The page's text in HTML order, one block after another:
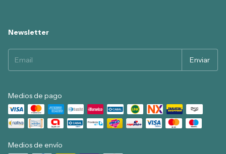
Newsletter
Medios de pago
Medios de envío